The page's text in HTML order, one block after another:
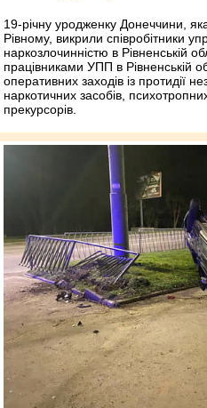
19-річну уродженку Донеччини,
Рівному, викрили співробітники
наркозлочинністю в Рівненській
працівниками УПП в Рівненській
оперативних заходів із протидії
наркотичних засобів,
прекурсорів.